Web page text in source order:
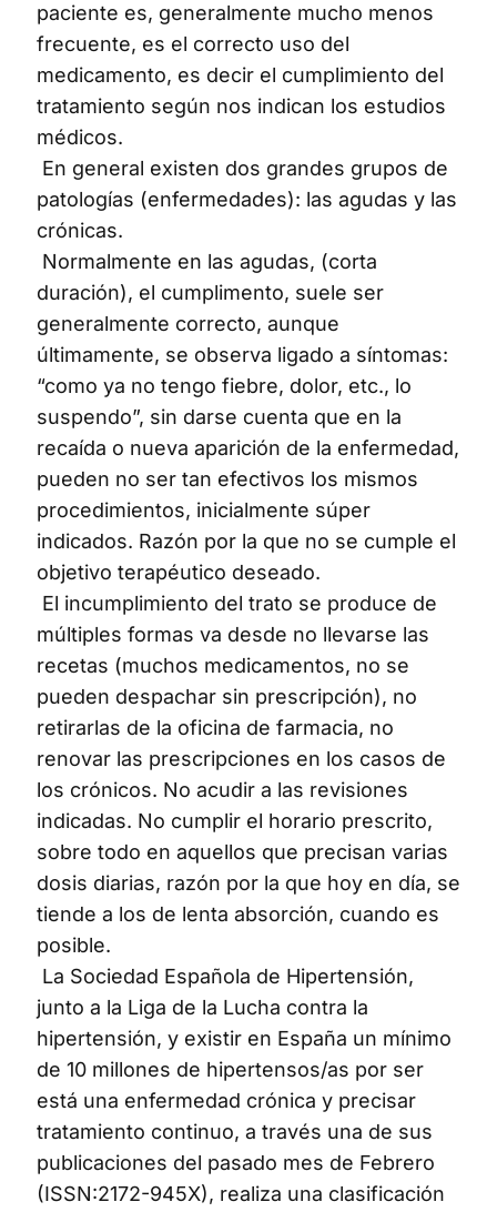
paciente es, generalmente mucho menos
frecuente, es el correcto uso del
medicamento, es decir el cumplimiento del
tratamiento según nos indican los estudios
médicos.
En general existen dos grandes grupos de
patologías (enfermedades): las agudas y las
crónicas.
Normalmente en las agudas, (corta
duración), el cumplimento, suele ser
generalmente correcto, aunque
últimamente, se observa ligado a síntomas:
“como ya no tengo fiebre, dolor, etc., lo
suspendo”, sin darse cuenta que en la
recaída o nueva aparición de la enfermedad,
pueden no ser tan efectivos los mismos
procedimientos, inicialmente súper
indicados. Razón por la que no se cumple el
objetivo terapéutico deseado.
El incumplimiento del trato se produce de
múltiples formas va desde no llevarse las
recetas (muchos medicamentos, no se
pueden despachar sin prescripción), no
retirarlas de la oficina de farmacia, no
renovar las prescripciones en los casos de
los crónicos. No acudir a las revisiones
indicadas. No cumplir el horario prescrito,
sobre todo en aquellos que precisan varias
dosis diarias, razón por la que hoy en día, se
tiende a los de lenta absorción, cuando es
posible.
La Sociedad Española de Hipertensión,
junto a la Liga de la Lucha contra la
hipertensión, y existir en España un mínimo
de 10 millones de hipertensos/as por ser
está una enfermedad crónica y precisar
tratamiento continuo, a través una de sus
publicaciones del pasado mes de Febrero
(ISSN:2172-945X), realiza una clasificación